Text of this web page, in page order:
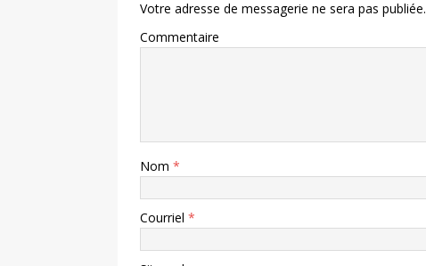
Votre adresse de messagerie ne sera pas publiée.
Commentaire
Nom *
Courriel *